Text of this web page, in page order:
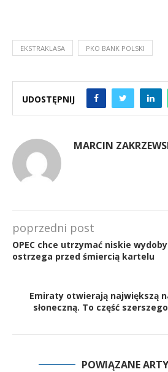
EKSTRAKLASA PKO BANK POLSKI
UDOSTĘPNIJ
MARCIN
poprzedni post
OPEC chce utrzymać niskie
ostrzega przed śmiercią kartelu
Emiraty otwierają największą
słoneczną. To część
POWIĄZANE